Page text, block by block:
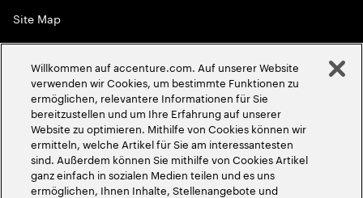
Site Map
Globale Meritokratie
2026Accenture. Alle Rechte vorbehalten
Willkommen auf accenture.com. Auf unserer Website
verwenden wir Cookies, um bestimmte Funktionen zu
ermöglichen, relevantere Informationen für Sie
bereitzustellen und um Ihre Erfahrung auf unserer
Website zu optimieren. Mithilfe von Cookies können wir
ermitteln, welche Artikel für Sie am interessantesten
sind. Außerdem können Sie mithilfe von Cookies Artikel
ganz einfach in sozialen Medien teilen und es uns
ermöglichen, Ihnen Inhalte, Stellenangebote und